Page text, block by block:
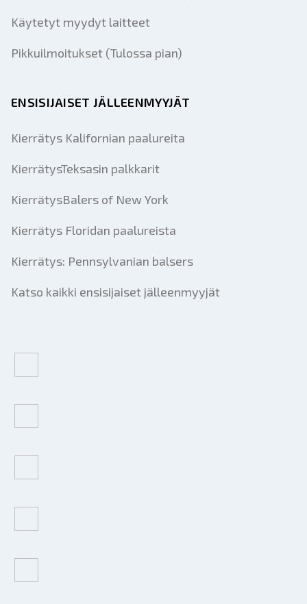
Käytetyt myydyt laitteet
Pikkuilmoitukset (Tulossa pian)
ENSISIJAISET JÄLLEENMYYJÄT
Kierrätys Kalifornian paalureita
KierrätysTeksasin palkkarit
KierrätysBalers of New York
Kierrätys Floridan paalureista
Kierrätys: Pennsylvanian balsers
Katso kaikki ensisijaiset jälleenmyyjät